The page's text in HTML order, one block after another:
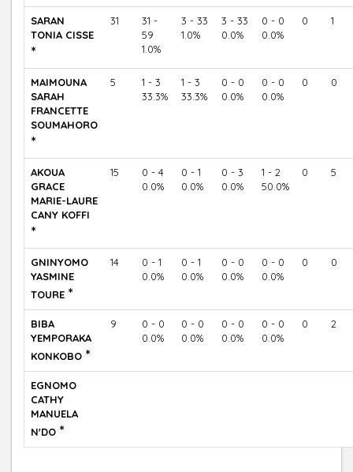
SARAN
TONIA CISSE
*
31
31 -
59
1.0%
3 - 33
1.0%
3 - 33
0.0%
0 - 0
0.0%
0 1
MAIMOUNA
SARAH
FRANCETTE
SOUMAHORO
*
5
1 - 3
33.3%
1 - 3
33.3%
0 - 0
0.0%
0 - 0
0.0%
0 0
AKOUA
GRACE
MARIE-LAURE
CANY KOFFI
*
15
0 - 4
0.0%
0 - 1
0.0%
0 - 3
0.0%
1 - 2
50.0%
0 5
GNINYOMO
YASMINE
TOURE *
14
0 - 1
0.0%
0 - 1
0.0%
0 - 0
0.0%
0 - 0
0.0%
0 0
BIBA
YEMPORAKA
KONKOBO *
9
0 - 0
0.0%
0 - 0
0.0%
0 - 0
0.0%
0 - 0
0.0%
0 2
EGNOMO
CATHY
MANUELA
N'DO *